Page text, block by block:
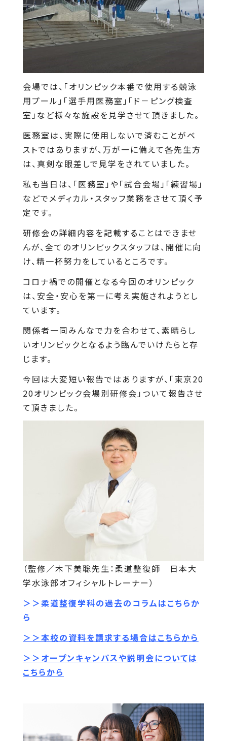
会場では、「オリンピック本番で使用する競泳
用プール」「選手用医務室」「ド－ピング検査
室」など様々な施設を見学させて頂きました。
医務室は、実際に使用しないで済むことがベ
ストではありますが、万が一に備えて各先生方
は、真剣な眼差しで見学をされていました。
私も当日は、「医務室」や「試合会場」「練習場」
などでメディカル・スタッフ業務をさせて頂く予
定です。
研修会の詳細内容を記載することはできませ
んが、全てのオリンピックスタッフは、開催に向
け、精一杯努力をしているところです。
コロナ禍での開催となる今回のオリンピック
は、安全・安心を第一に考え実施されようとし
ています。
関係者一同みんなで力を合わせて、素晴らし
いオリンピックとなるよう臨んでいけたらと存
じます。
今回は大変短い報告ではありますが、「東京20
20オリンピック会場別研修会」ついて報告させ
て頂きました。
（監修／木下美聡先生：柔道整復師 日本大
学水泳部オフィシャルトレーナー）
＞＞柔道整復学科の過去のコラムはこちらか
ら
＞＞本校の資料を請求する場合はこちらから
＞＞オープンキャンパスや説明会については
こちらから